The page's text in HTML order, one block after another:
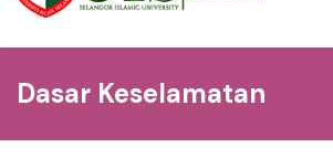
Dasar Keselamatan